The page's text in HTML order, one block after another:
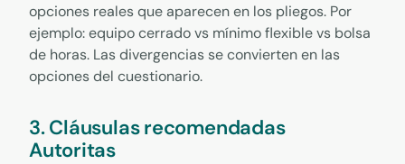
opciones reales que aparecen en los pliegos. Por
ejemplo: equipo cerrado vs mínimo flexible vs bolsa
de horas. Las divergencias se convierten en las
opciones del cuestionario.
3. Cláusulas recomendadas
Autoritas